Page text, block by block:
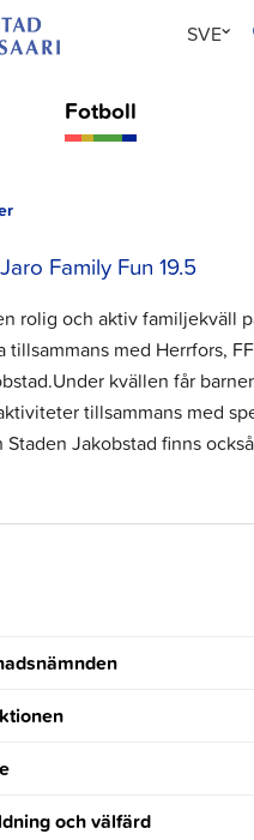
SVE
Fotboll
Family Fun 19.5
rolig och aktiv familjekväll
tillsammans med Herrfors,
kvällen får
tillsammans med
Staden Jakobstad finns
och välfärd